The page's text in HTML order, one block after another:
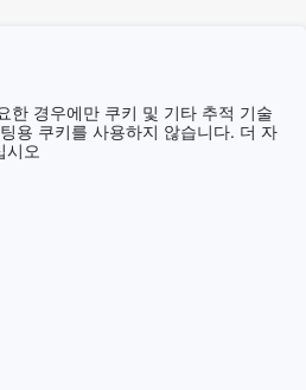
도착을 쉽게 만들어 줍니다.
랑의 주변 명소와 관광지
랑은 다양한 명소와 관광지로 둘
있습니다. 이 호텔 주변에는
Bukit Tidar, TAMAN
한 경우에만 쿠키 및 기타 추적 기술
용 쿠키를 사용하지 않습니다. 더 자
시오